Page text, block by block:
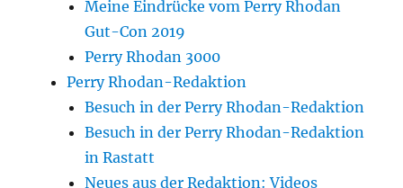
Meine Eindrücke vom Perry Rhodan
Gut-Con 2019
Perry Rhodan 3000
Perry Rhodan-Redaktion
Besuch in der Perry Rhodan-Redaktion
Besuch in der Perry Rhodan-Redaktion
in Rastatt
Neues aus der Redaktion: Videos